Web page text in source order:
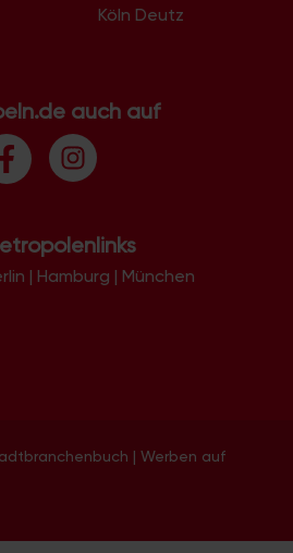
Köln Deutz
auch auf
| Hamburg | München
| Werben auf